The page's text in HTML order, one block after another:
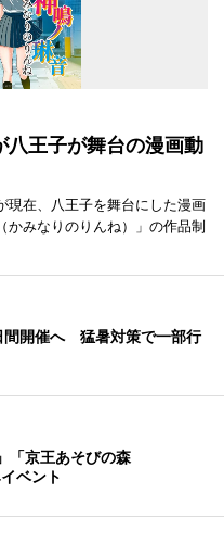
八王子が舞台の漫画動
現在、八王子を舞台にした漫画
かみなりのりんね）」の作品制
間開催へ 猛暑対策で一部行
「京王あそびの森
ベント